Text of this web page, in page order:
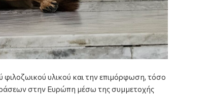
υλικού και την επιμόρφωση, τόσο
στην Ευρώπη μέσω της συμμετοχής